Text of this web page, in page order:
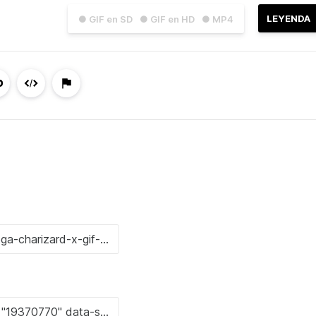
● GIF en SD ● GIF en HD ● MP4 LEYENDA